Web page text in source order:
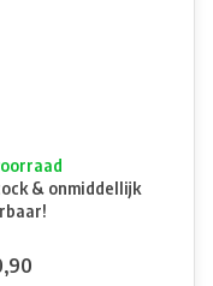
& onmiddellijk